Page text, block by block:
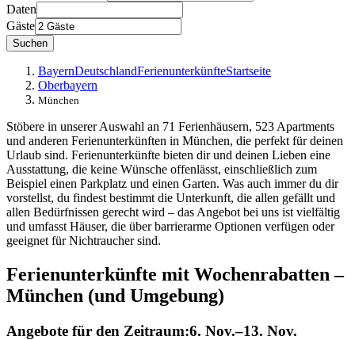
Daten
Gäste
Suchen
BayernDeutschlandFerienunterkünfteStartseite
Oberbayern
München
Stöbere in unserer Auswahl an 71 Ferienhäusern, 523 Apartments
und anderen Ferienunterkünften in München, die perfekt für deinen
Urlaub sind. Ferienunterkünfte bieten dir und deinen Lieben eine
Ausstattung, die keine Wünsche offenlässt, einschließlich zum
Beispiel einen Parkplatz und einen Garten. Was auch immer du dir
vorstellst, du findest bestimmt die Unterkunft, die allen gefällt und
allen Bedürfnissen gerecht wird – das Angebot bei uns ist vielfältig
und umfasst Häuser, die über barrierarme Optionen verfügen oder
geeignet für Nichtraucher sind.
Ferienunterkünfte mit Wochenrabatten –
München (und Umgebung)
Angebote für den Zeitraum:6. Nov.–13. Nov.